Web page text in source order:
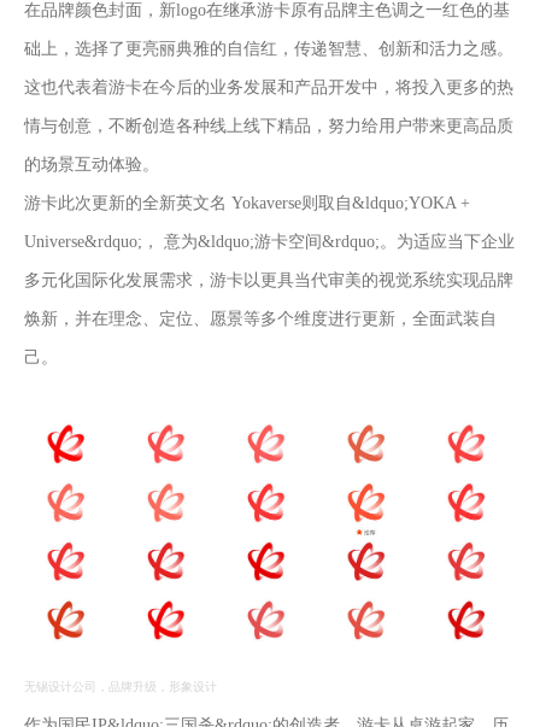
在品牌颜色封面，新logo在继承游卡原有品牌主色调之一红色的基
础上，选择了更亮丽典雅的自信红，传递智慧、创新和活力之感。
这也代表着游卡在今后的业务发展和产品开发中，将投入更多的热
情与创意，不断创造各种线上线下精品，努力给用户带来更高品质
的场景互动体验。
游卡此次更新的全新英文名 Yokaverse则取自&ldquo;YOKA +
Universe&rdquo;， 意为&ldquo;游卡空间&rdquo;。为适应当下企业
多元化国际化发展需求，游卡以更具当代审美的视觉系统实现品牌
焕新，并在理念、定位、愿景等多个维度进行更新，全面武装自
己。
无锡设计公司，品牌升级，形象设计